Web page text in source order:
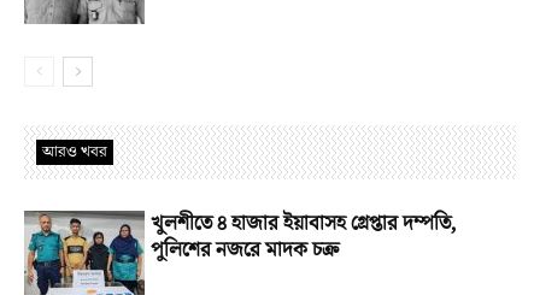
আরও খবর
খুলশীতে ৪ হাজার ইয়াবাসহ গ্রেপ্তার দম্পতি,
পুলিশের নজরে মাদক চক্র